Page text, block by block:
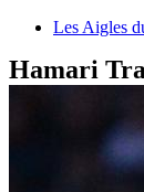
Les Aigles
Hamari